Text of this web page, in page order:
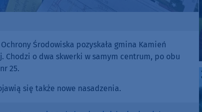
Środowiska pozyskała gmina Kamień
o dwa skwerki w samym centrum, po obu
25.
się także nowe nasadzenia.